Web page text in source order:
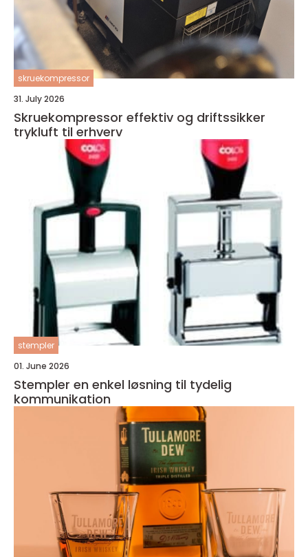
skruekompressor
31. July 2026
Skruekompressor effektiv og driftssikker
trykluft til erhverv
stempler
01. June 2026
Stempler en enkel løsning til tydelig
kommunikation